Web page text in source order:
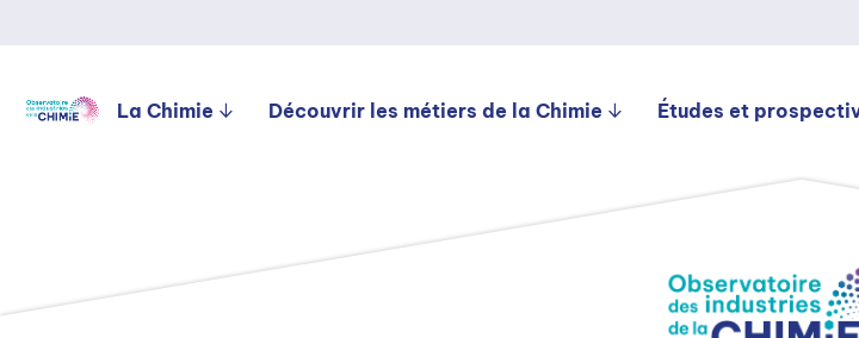
La Chimie Découvrir les métiers de la Chimie Études et